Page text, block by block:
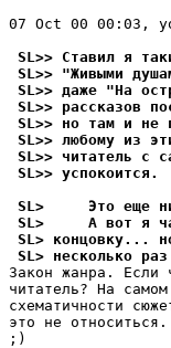
07 Oct 00 00:03,
SL>> Ставил я
SL>> "Живыми
SL>> даже "На
SL>> рассказов
SL>> но там и не
SL>> любому из
SL>> читатель с
SL>> успокоится.
SL>     Это еще
SL>     А вот я
SL> концовку...
SL> несколько
Закон жанpа. Если
читатель? На
схематичности
это не
;)